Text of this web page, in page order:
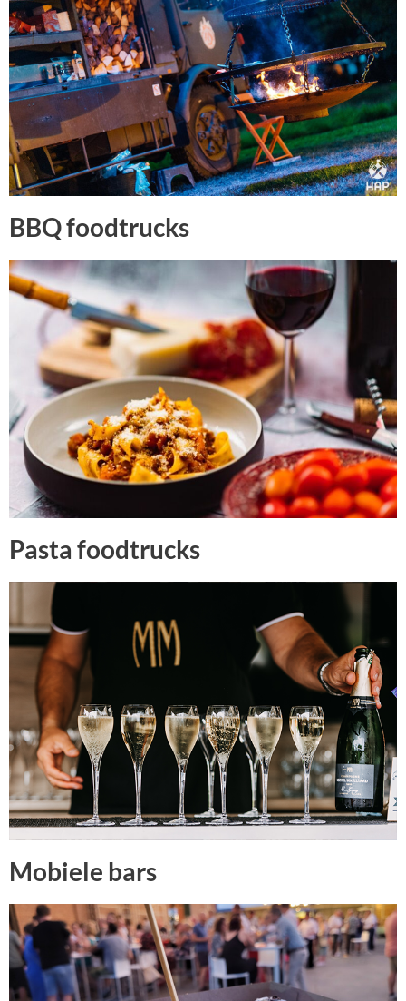
BBQ foodtrucks
Pasta foodtrucks
Mobiele bars